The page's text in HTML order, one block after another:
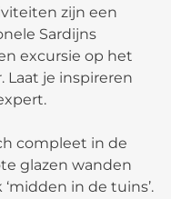
zijn een
Sardijns
excursie op het
Laat je inspireren
compleet in de
glazen wanden
in de tuins’.